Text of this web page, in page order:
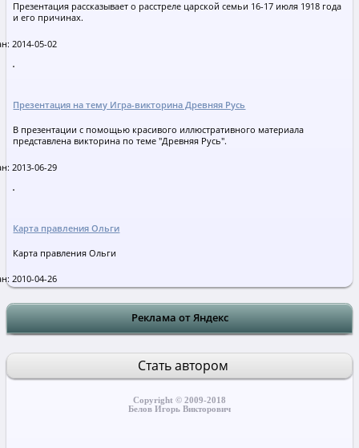
Презентация рассказывает о расстреле царской семьи 16-17 июля 1918 года
и его причинах.
2014-05-02
Презентация на тему Игра-викторина Древняя Русь
В презентации с помощью красивого иллюстративного материала
представлена викторина по теме "Древняя Русь".
2013-06-29
Карта правления Ольги
Карта правления Ольги
2010-04-26
Реклама от Яндекс
Стать автором
Copyright © 2009-2018
Белов Игорь Викторович